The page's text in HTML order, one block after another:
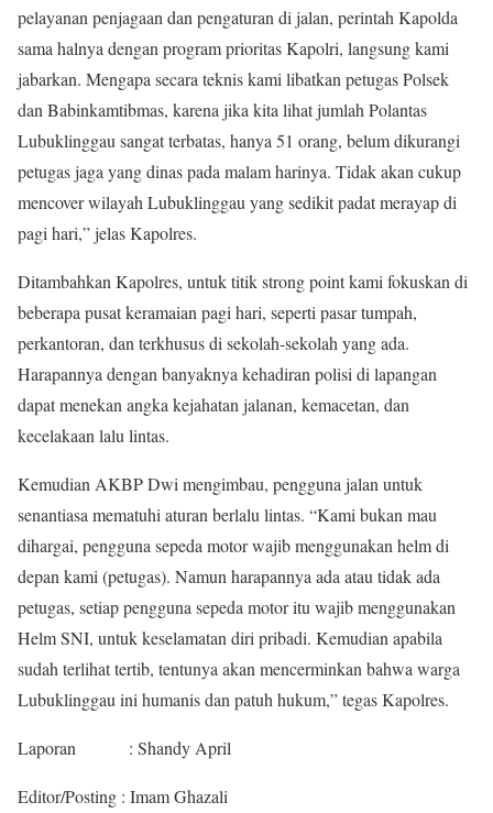
pelayanan penjagaan dan pengaturan di jalan, perintah Kapolda
sama halnya dengan program prioritas Kapolri, langsung kami
jabarkan. Mengapa secara teknis kami libatkan petugas Polsek
dan Babinkamtibmas, karena jika kita lihat jumlah Polantas
Lubuklinggau sangat terbatas, hanya 51 orang, belum dikurangi
petugas jaga yang dinas pada malam harinya. Tidak akan cukup
mencover wilayah Lubuklinggau yang sedikit padat merayap di
pagi hari,” jelas Kapolres.
Ditambahkan Kapolres, untuk titik strong point kami fokuskan di
beberapa pusat keramaian pagi hari, seperti pasar tumpah,
perkantoran, dan terkhusus di sekolah-sekolah yang ada.
Harapannya dengan banyaknya kehadiran polisi di lapangan
dapat menekan angka kejahatan jalanan, kemacetan, dan
kecelakaan lalu lintas.
Kemudian AKBP Dwi mengimbau, pengguna jalan untuk
senantiasa mematuhi aturan berlalu lintas. “Kami bukan mau
dihargai, pengguna sepeda motor wajib menggunakan helm di
depan kami (petugas). Namun harapannya ada atau tidak ada
petugas, setiap pengguna sepeda motor itu wajib menggunakan
Helm SNI, untuk keselamatan diri pribadi. Kemudian apabila
sudah terlihat tertib, tentunya akan mencerminkan bahwa warga
Lubuklinggau ini humanis dan patuh hukum,” tegas Kapolres.
Laporan : Shandy April
Editor/Posting : Imam Ghazali